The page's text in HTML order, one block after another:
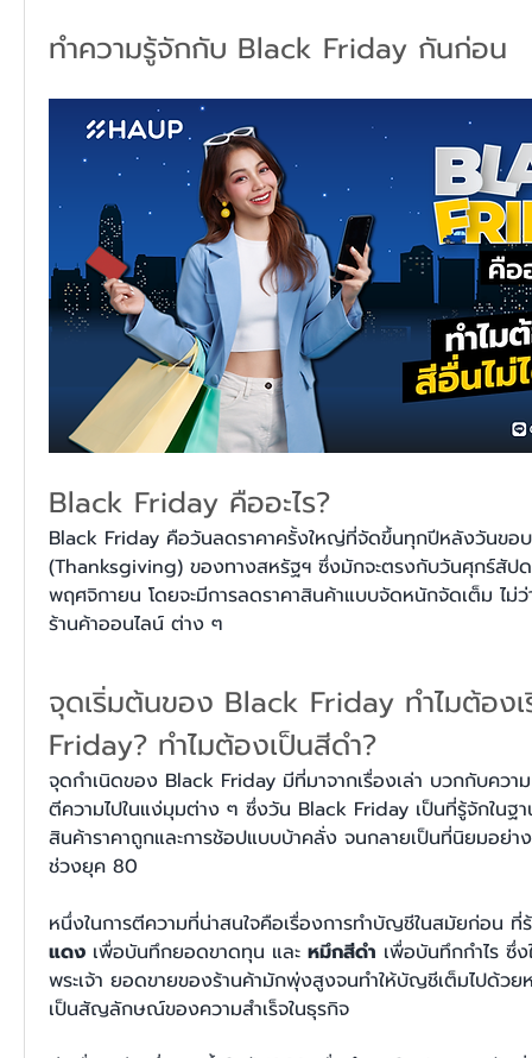
ทำความรู้จักกับ Black Friday กันก่อน
Black Friday คืออะไร?
Black Friday คือวันลดราคาครั้งใหญ่ที่จัดขึ้นทุกปีหลังวันขอ
(Thanksgiving) ของทางสหรัฐฯ ซึ่งมักจะตรงกับวันศุกร์สัป
พฤศจิกายน โดยจะมีการลดราคาสินค้าแบบจัดหนักจัดเต็ม ไม่ว่
ร้านค้าออนไลน์ ต่าง ๆ
จุดเริ่มต้นของ Black Friday ทำไมต้อง
Friday? ทำไมต้องเป็นสีดำ?
จุดกำเนิดของ Black Friday มีที่มาจากเรื่องเล่า บวกกับความ
ตีความไปในแง่มุมต่าง ๆ ซึ่งวัน Black Friday เป็นที่รู้จักในฐา
สินค้าราคาถูกและการช้อปแบบบ้าคลั่ง จนกลายเป็นที่นิยมอย่า
ช่วงยุค 80
หนึ่งในการตีความที่น่าสนใจคือเรื่องการทำบัญชีในสมัยก่อน ที่
แดง เพื่อบันทึกยอดขาดทุน และ หมึกสีดำ เพื่อบันทึกกำไร
พระเจ้า ยอดขายของร้านค้ามักพุ่งสูงจนทำให้บัญชีเต็มไปด้ว
เป็นสัญลักษณ์ของความสำเร็จในธุรกิจ